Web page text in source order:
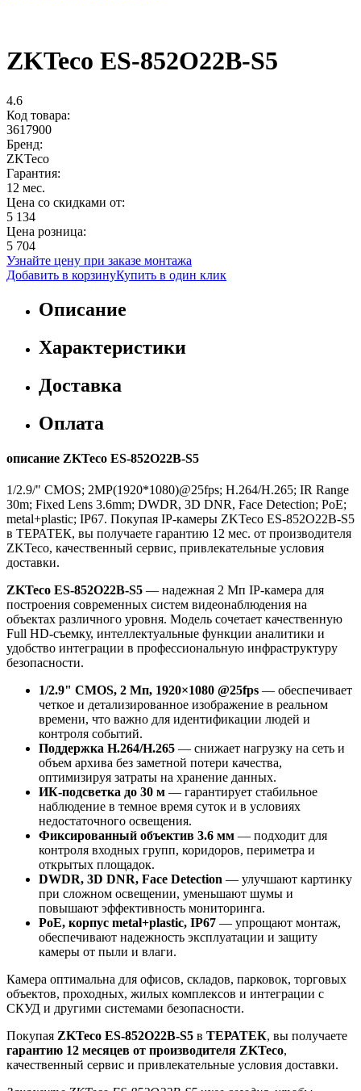
ZKTeco ES-852O22B-S5
4.6
Код товара:
3617900
Бренд:
ZKTeco
Гарантия:
12 мес.
Цена со скидками от:
5 134
Цена розница:
5 704
Узнайте цену при заказе монтажа
Добавить в корзинуКупить в один клик
Описание
Характеристики
Доставка
Оплата
описание ZKTeco ES-852O22B-S5
1/2.9/" CMOS; 2MP(1920*1080)@25fps; H.264/H.265; IR Range
30m; Fixed Lens 3.6mm; DWDR, 3D DNR, Face Detection; PoE;
metal+plastic; IP67. Покупая IP-камеры ZKTeco ES-852O22B-S5
в ТЕРАТЕК, вы получаете гарантию 12 мес. от производителя
ZKTeco, качественный сервис, привлекательные условия
доставки.
ZKTeco ES-852O22B-S5 — надежная 2 Мп IP-камера для
построения современных систем видеонаблюдения на
объектах различного уровня. Модель сочетает качественную
Full HD-съемку, интеллектуальные функции аналитики и
удобство интеграции в профессиональную инфраструктуру
безопасности.
1/2.9" CMOS, 2 Мп, 1920×1080 @25fps — обеспечивает
четкое и детализированное изображение в реальном
времени, что важно для идентификации людей и
контроля событий.
Поддержка H.264/H.265 — снижает нагрузку на сеть и
объем архива без заметной потери качества,
оптимизируя затраты на хранение данных.
ИК-подсветка до 30 м — гарантирует стабильное
наблюдение в темное время суток и в условиях
недостаточного освещения.
Фиксированный объектив 3.6 мм — подходит для
контроля входных групп, коридоров, периметра и
открытых площадок.
DWDR, 3D DNR, Face Detection — улучшают картинку
при сложном освещении, уменьшают шумы и
повышают эффективность мониторинга.
PoE, корпус metal+plastic, IP67 — упрощают монтаж,
обеспечивают надежность эксплуатации и защиту
камеры от пыли и влаги.
Камера оптимальна для офисов, складов, парковок, торговых
объектов, проходных, жилых комплексов и интеграции с
СКУД и другими системами безопасности.
Покупая ZKTeco ES-852O22B-S5 в ТЕРАТЕК, вы получаете
гарантию 12 месяцев от производителя ZKTeco,
качественный сервис и привлекательные условия доставки.